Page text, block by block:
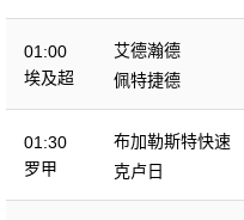
01:00
埃及超
艾德瀚德
佩特捷德
01:30
罗甲
布加勒斯特快速
克卢日